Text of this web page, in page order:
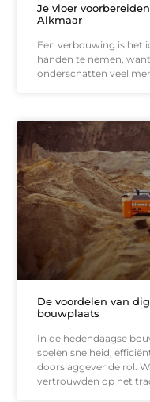
Je vloer
Alkmaar
Een verbouwing is het
handen te nemen,
onderschatten veel
De voordelen van
bouwplaats
In de hedendaagse
spelen snelheid,
doorslaggevende rol.
vertrouwden op het